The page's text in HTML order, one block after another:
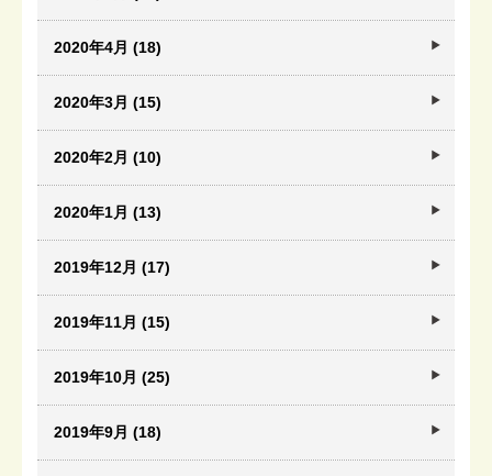
2020年4月 (18)
2020年3月 (15)
2020年2月 (10)
2020年1月 (13)
2019年12月 (17)
2019年11月 (15)
2019年10月 (25)
2019年9月 (18)